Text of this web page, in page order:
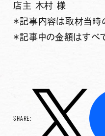
店主 木村 様
＊記事内容は取材当時
＊記事中の金額はすべ
SHARE: